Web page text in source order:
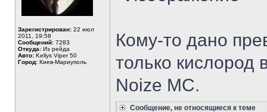
Зарегистрирован: 22 июл
2011, 19:58
Сообщений: 7283
Откуда: Из рейда
Авто: Kellys Viper 50
Город: Киев-Мариуполь
Кому-то дано
только кислород
Noize MC.
Сообщение, не относящиеся к теме